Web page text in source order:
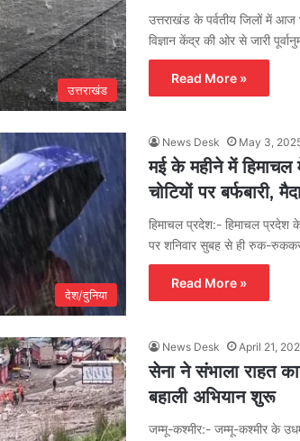
उत्तराखंड
उत्तराखंड के पर्वतीय जिलों में आज
विज्ञान केंद्र की ओर से जारी
Read More »
देश/दुनिया
News Desk May 3,
मई के महीने में
चोटियों पर बर्फबारी,
हिमाचल प्रदेश:- हिमाचल प्रदेश
पर शनिवार सुबह से ही रुक-रुककर
Read More »
News Desk April 21,
सेना ने संभाला राहत
बहाली अभियान शुरू
जम्मू-कश्मीर:- जम्मू-कश्मीर के